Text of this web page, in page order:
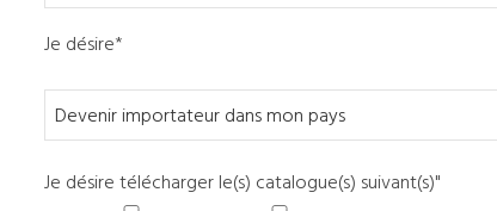
Je désire*
Je désire télécharger le(s) catalogue(s) suivant(s)"